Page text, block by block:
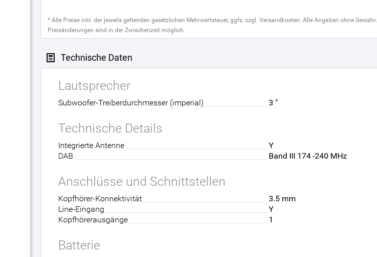
* Alle Preise inkl. der jeweils geltenden gesetzlichen Mehrwertsteuer, ggfs. zzgl. Versandkosten. Alle Angaben ohne Gewähr.
Preisänderungen sind in der Zwischenzeit möglich.
Technische Daten
Lautsprecher
Subwoofer-Treiberdurchmesser (imperial) 3 "
Technische Details
Integrierte Antenne
Y
DAB
Band III 174 -240 MHz
Anschlüsse und Schnittstellen
Kopfhörer-Konnektivität
3.5 mm
Line-Eingang
Y
Kopfhörerausgänge
1
Batterie